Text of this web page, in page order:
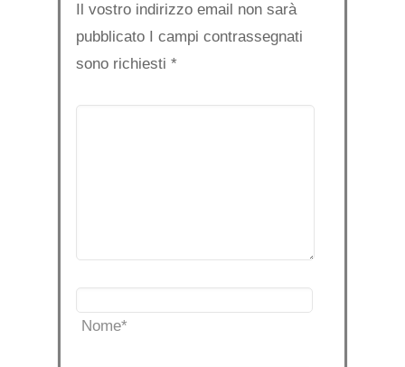
Il vostro indirizzo email non sarà
pubblicato I campi contrassegnati
sono richiesti *
Nome*